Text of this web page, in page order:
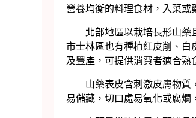
營養均衡的料理食材，入菜或
北部地區以栽培長形山藥且
市士林區也有種植紅皮削、白
及豐產，可提供消費者適合熟
山藥表皮含刺激皮膚物質，
易儲藏，切口處易氧化或腐爛